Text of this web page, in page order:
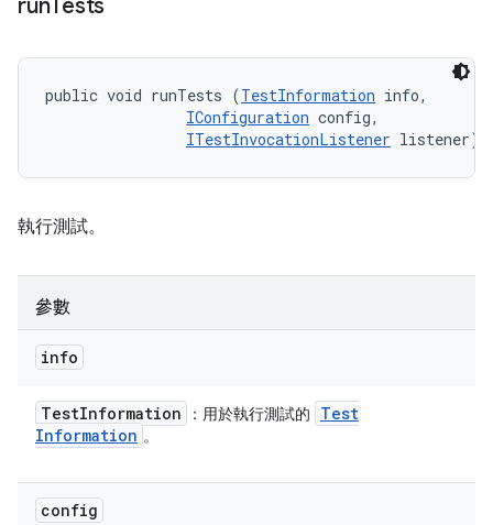
runTests
public void runTests (TestInformation info,
IConfiguration config,
ITestInvocationListener listener)
執行測試。
參數
info
TestInformation ：用於執行測試的
Test
Information 。
config